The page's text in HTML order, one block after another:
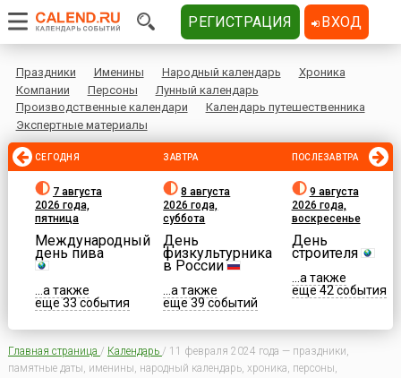
Праздники Именины Народный календарь
Хроника
Компании
Персоны
Лунный календарь
Производственные календари
Календарь путешественника
Экспертные материалы
СЕГОДНЯ
7 августа
2026 года,
пятница
Международный
день пива
...а также
еще 33 события
ЗАВТРА
8 августа
2026 года,
суббота
День
физкультурника
в России
...а также
еще 39 событий
ПОСЛЕЗАВТРА
9 августа
2026 года,
воскресенье
День
строителя
...а также
еще 42 события
Главная страница / Календарь / 11 февраля 2024 года — праздники,
памятные даты, именины, народный календарь, хроника, персоны,
РЕГИСТРАЦИЯ ВХОД